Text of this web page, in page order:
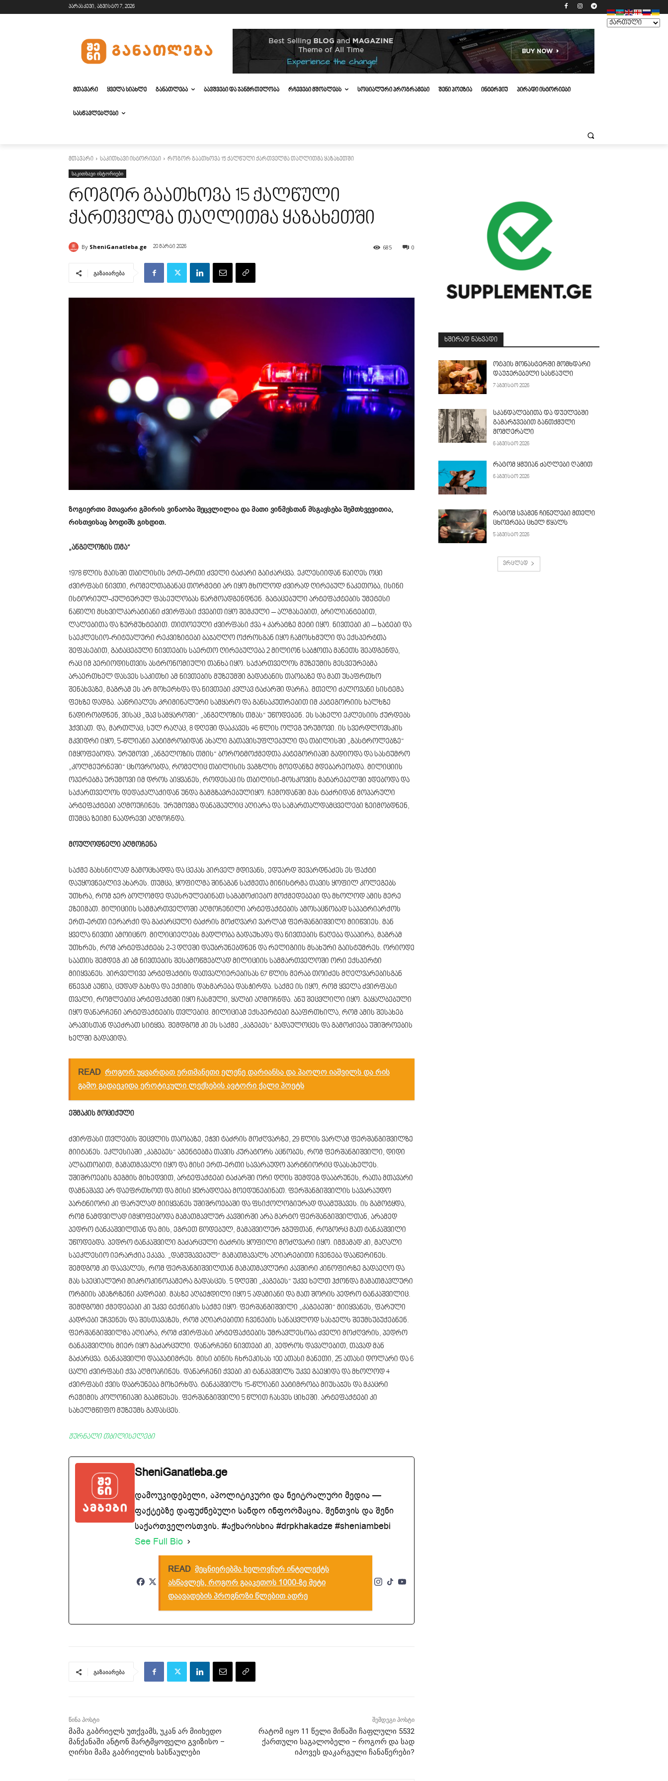
პარასკევი, აგვისტო 7, 2026
ᲛᲗᲐᲕᲐᲠᲘ ᲧᲕᲔᲚᲐ ᲡᲘᲐᲮᲚᲔ ᲒᲐᲜᲐᲗᲚᲔᲑᲐ ᲑᲐᲕᲨᲕᲔᲑᲘ ᲓᲐ ᲯᲐᲜᲛᲠᲗᲔᲚᲝᲑᲐ ᲠᲩᲔᲕᲔᲑᲘ ᲛᲨᲝᲑᲚᲔᲑᲡ ᲡᲝᲪᲘᲐᲚᲣᲠᲘ ᲞᲠᲝᲒᲠᲐᲛᲔᲑᲘ ᲨᲔᲜᲘ ᲞᲝᲔᲖᲘᲐ ᲘᲜᲢᲔᲠᲕᲘᲣ ᲞᲘᲠᲐᲓᲘ ᲘᲡᲢᲝᲠᲘᲔᲑᲘ
ᲡᲐᲡᲬᲐᲕᲚᲔᲑᲚᲔᲑᲘ
მთავარი საკითხავი ისტორიები როგორ გაათხოვა 15 ქალწული ქართველმა თაღლითმა ყაზახეთში
საკითხავი ისტორიები
როგორ გაათხოვა 15 ქალწული
ქართველმა თაღლითმა ყაზახეთში
By SheniGanatleba.ge 20 მარტი 2026 0
685
გაზაიარება
ზოგიერთი მთავარი გმირის ვინაობა შეცვლილია და მათი ვინმესთან მსგავსება შემთხვევითია,
რისთვისაც ბოდიშს გიხდით.
„ანგელოზის თმა“
1978 წლის მაისში თბილისის ერთ-ერთი ძველი ტაძარი გაიძარცვა. ეკლესიიდან წაიღეს ოცი
ძვირფასი ნივთი, რომელთაგანაც თორმეტი არ იყო მხოლოდ ძვირად ღირებულ ნაკეთობა, ისინი
ისტორიულ-კულტურულ ფასეულობას წარმოადგენდნენ. გატაცებული არტეფაქტების უმეტესი
ნაწილი მსხვილკარატიანი ძვირფასი ქვებით იყო შემკული – ალმასებით, ბრილიანტებით,
ლალებითა და ზურმუხტებით. თითოეული ძვირფასი ქვა 4 კარატზე მეტი იყო. ნივთები კი – ხატები და
საეკლესიო-რიტუალური რეკვიზიტები ბაჯაღლო ოქროსგან იყო ჩამოსხმული და ექსპერტთა
შეფასებით, გატაცებული ნივთების საერთო ღირებულება 2 მილიონ საბჭოთა მანეთს შეადგენდა,
რაც იმ პერიოდისთვის ასტრონომიული თანხა იყო. საქართველოს მუზეუმის მესვეურებმა
არაერთხელ დასვეს საკითხი ამ ნივთების მუზეუმში გადატანის თაობაზე და მათ უსაფრთხო
შენახვაზე, მაგრამ ეს არ მოხერხდა და ნივთები კვლავ ტაძარში დარჩა. მთელი ძალოვანი სისტემა
ფეხზე დადგა. ააწრიალეს კრიმინალური სამყარო და განსაკუთრებით იმ კატეგორიის ხალხზე
ნადირობდნენ, ვისაც „შავ სამყაროში“ „ანგელოზის თმას“ უწოდებენ. ეს სახელი ეკლესიის ქურდებს
ჰქვიათ. და, მართლაც, სულ რაღაც, 8 დღეში დააკავეს 46 წლის ოლეგ ურუმოვი. ის სვერდლოვსკის
მკვიდრი იყო, 5-წლიანი პატიმრობიდან ახალი გათავისუფლებული და თბილისში „გასტროლებზე“
იმყოფებოდა. ურუმოვი „ანგელოზის თმის“ ბოროტმოქმედთა კატეგორიაში გადიოდა და სასტუმრო
„კოლმეურნეში“ ცხოვრობდა, რომელიც თბილისის ვაგზლის მოედანზე მდებარეობდა. მილიციის
ოპერებმა ურუმოვი იმ დროს აიყვანეს, როდესაც ის თბილისი-მოსკოვის მატარებელში ჯდებოდა და
საქართველოს დედაქალაქიდან უნდა გამგზავრებულიყო. ჩემოდანში მას ტაძრიდან მოპარული
არტეფაქტები აღმოუჩინეს. ურუმოვმა დანაშაულიც აღიარა და სამართალდამცველები ზეიმობდნენ,
თუმცა ზეიმი ნაადრევი აღმოჩნდა.
მოულოდნელი აღმოჩენა
საქმე გახსნილად გამოცხადდა და ცეკას პირველ მდივანს, ედუარდ შევარდნაძეს ეს ფაქტი
დაუყოვნებლივ ახარეს. თუმცა, ყოფილმა შინაგან საქმეთა მინისტრმა თავის ყოფილ კოლეგებს
უთხრა, რომ ჯერ ბოლომდე დაესრულებინათ საგამოძიებო მოქმედებები და მხოლოდ ამის მერე
ეზეიმათ. მილიციის სამმართველოში აღმოჩენილი არტეფაქტების ამოსაცნობად საპატრიარქოს
ერთ-ერთი იერარქი და გაძარცული ტაძრის მოძღვარი ვარლამ ფერშანგიშვილი მიიწვიეს. მან
ყველა ნივთი ამოიცნო. მილიციელებს მადლობა გადაუხადა და ნივთების წაღება დააპირა, მაგრამ
უთხრეს, რომ არტეფაქტებს 2-3 დღეში დაუბრუნებდნენ და რელიგიის მსახური გაისტუმრეს. ორიოდე
საათის შემდეგ კი ამ ნივთების შესამოწმებლად მილიციის სამმართველოში ორი ექსპერტი
მიიყვანეს. პირველივე არტეფაქტის დათვალიერებისას 67 წლის მერაბ თოიძეს მღელვარებისგან
წნევამ აუწია, ცუდად გახდა და ექიმის დახმარება დასჭირდა. საქმე ის იყო, რომ ყველა ძვირფასი
თვალი, რომლებიც არტეფაქტში იყო ჩასმული, ყალბი აღმოჩნდა. ანუ შეცვლილი იყო. გაყალბებული
იყო დანარჩენი არტეფაქტების თვლებიც. მილიციამ ექსპერტები გააფრთხილა, რომ ამის შესახებ
არავისთან დაეძრათ სიტყვა. შემდგომ კი ეს საქმე „კაგებეს“ გადაულოცეს და გამოძიება უშიშროების
ხელში გადავიდა.
READ როგორ უყვარდათ ერთმანეთი ელენე დარიანსა და პაოლო იაშვილს და რის
გამო გადაეკიდა ეროტიკული ლექსების ავტორი ქალი პოეტს
ეშმაკის მოციქული
ძვირფასი თვლების შეცვლის თაობაზე, ეჭვი ტაძრის მოძღვარზე, 29 წლის ვარლამ ფერშანგიშვილზე
მიიტანეს. ეკლესიაში „კაგებეს“ აგენტებმა თავის კურატორს აცნობეს, რომ ფერშანგიშვილი, დიდი
ალბათობით, მამათმავალი იყო და მისი ერთ-ერთი სავარაუდო პარტნიორიც დაასახელეს.
უშიშროების გეგმის მიხედვით, არტეფაქტები ტაძარში ორი დღის შემდეგ დააბრუნეს, რათა მთავარი
დამნაშავე არ დაეფრთხოთ და მისი ყურადღება მოედუნებინათ. ფერშანგიშვილის სავარაუდო
პარტნიორი კი ფარულად მიიყვანეს უშიშროებაში და ფსიქოლოგიურად დაამუშავეს. ის გამოტყდა,
რომ ნამდვილად იმყოფებოდა მამათმავლურ კავშირში არა მარტო ფერშანგიშვილთან, არამედ
პედრო ტანკაშვილთან და მის, ეგრეთ წოდებულ, მამაშვილურ ჯგუფთან, როგორც მათ ტანკაშვილი
უწოდებდა. პედრო ტანკაშვილი გაძარცული ტაძრის ყოფილი მოძღვარი იყო. იმჟამად კი, მაღალი
საეკლესიო იერარქია ეკავა. „დამუშავებულ“ მამათმავალს აღიარებითი ჩვენება დააწერინეს.
შემდგომ კი დაავალეს, რომ ფერშანგიშვილთან მამათმავლური კავშირი კინოფირზე გადაეღო და
მას სპეციალური მიკროკინოკამერა გადასცეს. 5 დღეში „კაგებეს“ უკვე ხელთ ჰქონდა მამათმავლური
ორგიის ამაზრზენი კადრები. მასზე აღბეჭდილი იყო 5 ადამიანი და მათ შორის პედრო ტანკაშვილიც.
შემდგომი ქმედებები კი უკვე ტექნიკის საქმე იყო: ფერშანგიშვილი „კაგებეში“ მიიყვანეს, ფარული
კადრები უჩვენეს და შესთავაზეს, რომ აღიარებითი ჩვენების სანაცვლოდ სასჯელს შეუმსუბუქებნენ.
ფერშანგიშვილმა აღიარა, რომ ძვირფასი არტეფაქტების უმრავლესობა ძველი მოძღვრის, პედრო
ტანკაშვილის მიერ იყო გაძარცული. დანარჩენი ნივთები კი, პედროს დავალებით, თავად მან
გაძარცვა. ტანკაშვილი დააპატიმრეს. მისი ბინის ჩხრეკისას 100 ათასი მანეთი, 25 ათასი დოლარი და 6
ცალი ძვირფასი ქვა აღმოაჩინეს. დანარჩენი ქვები კი ტანკაშვილს უკვე გაეყიდა და მხოლოდ 4
ძვირფასი ქვის დაბრუნება მოხერხდა. ტანკაშვილს 15-წლიანი პატიმრობა მიუსაჯეს და მკაცრი
რეჟიმის კოლონიაში გაამწესეს. ფერშანგიშვილი 5 წლით ჩასვეს ციხეში. არტეფაქტები კი
სახელმწიფო მუზეუმს გადასცეს.
ჟურნალი თბილისელები
SheniGanatleba.ge
დამოუკიდებელი, აპოლიტიკური და ნეიტრალური მედია —
ფაქტებზე დაფუძნებული სანდო ინფორმაცია. შენთვის და შენი
საქართველოსთვის. #აქხარისხია #drpkhakadze #sheniambebi
See Full Bio
READ მეცნიერებმა ხელოვნურ ინტელექტს
ასწავლეს, როგორ გააკეთოს 1000-ზე მეტი
დაავადების პროგნოზი წლებით ადრე
გაზაიარება
წინა პოსტი
მამა გაბრიელს უთქვამს, უკან არ მიიხედო
მანქანაში ანტონ მარტმყოფელი გვიზისო –
ღირსი მამა გაბრიელის სასწაულები
შემდეგი პოსტი
რატომ იყო 11 წელი მიწაში ჩაფლული 5532
ქართული საგალობელი – როგორ და სად
იპოვეს დაკარგული ჩანაწერები?
ᲮᲨᲘᲠᲐᲓ ᲜᲐᲮᲕᲐᲓᲘ
ოტპის მონასტერში მომხდარი
დაუჯერებელი სასწაული
7 აგვისტო 2026
სკანდალებითა და დუელებში
გამარჯვებით განთქმული
მომღერალი
6 აგვისტო 2026
რატომ ყმუიან ძაღლები ღამით
6 აგვისტო 2026
რატომ სვამენ ჩინელები მთელი
ცხოვრება ცხელ წყალს
5 აგვისტო 2026
ვრცლად